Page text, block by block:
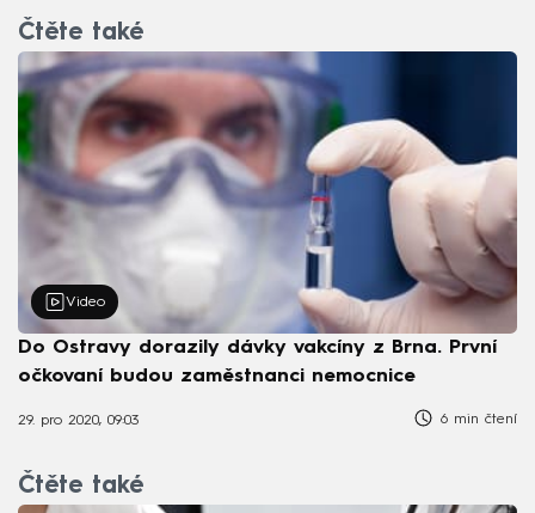
Čtěte také
Video
Do Ostravy dorazily dávky vakcíny z Brna. První
očkovaní budou zaměstnanci nemocnice
29. pro 2020, 09:03 6 min čtení
Čtěte také